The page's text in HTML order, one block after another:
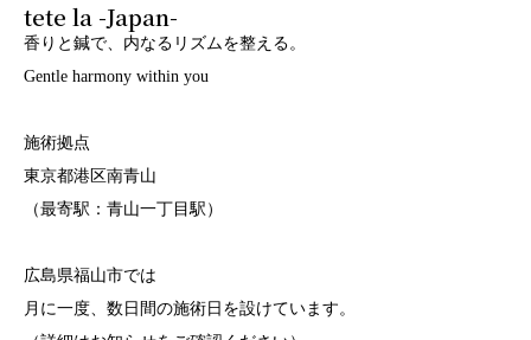
tete la -Japan-
香りと鍼で、内なるリズムを整える。
Gentle harmony within you
施術拠点
東京都港区南青山
（最寄駅：青山一丁目駅）
広島県福山市では
月に一度、数日間の施術日を設けています。